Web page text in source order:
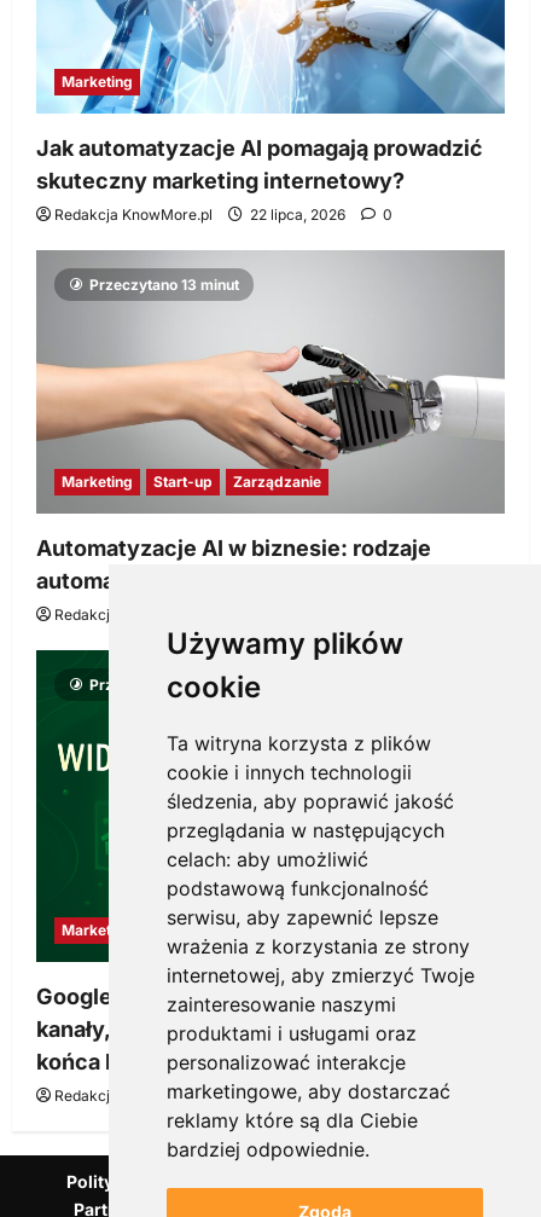
Używamy plików
cookie
Ta witryna korzysta z plików
cookie i innych technologii
śledzenia, aby poprawić jakość
przeglądania w następujących
celach: aby umożliwić
podstawową funkcjonalność
serwisu, aby zapewnić lepsze
wrażenia z korzystania ze strony
internetowej, aby zmierzyć Twoje
zainteresowanie naszymi
produktami i usługami oraz
personalizować interakcje
marketingowe, aby dostarczać
reklamy które są dla Ciebie
bardziej odpowiednie.
Zgoda
Marketing
Jak automatyzacje AI pomagają prowadzić
skuteczny marketing internetowy?
Redakcja KnowMore.pl 22 lipca, 2026 0
Przeczytano 13 minut
Marketing Start-up Zarządzanie
Automatyzacje AI w biznesie: rodzaje
automatyzacji i korzyści dla Twojej firmy
Redakcja KnowMore.pl
Przeczytano 8 minut
Marketing
Google Ads, SEO i analityka – jak połączyć
kanały, żeby reklama pracowała dłużej niż do
końca budżetu
Redakcja KnowMore.pl 20 marca, 2026 0
Polityka Prywatności
Partnerzy Mentora.pl
Słownik marketingowy